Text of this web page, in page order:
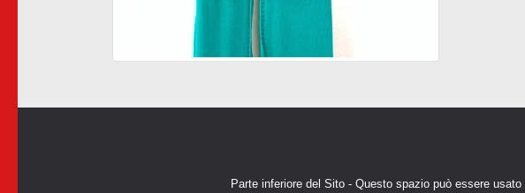
Parte inferiore del Sito - Questo spazio può essere